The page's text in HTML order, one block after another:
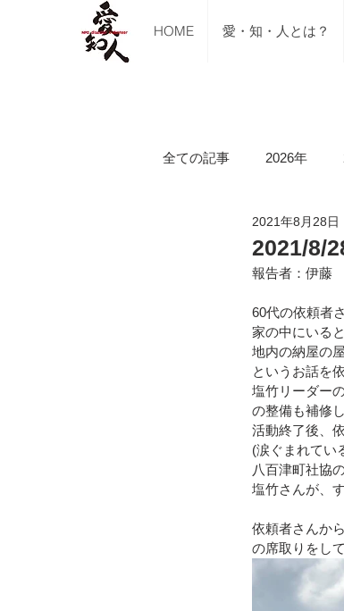
HOME 愛・知・人とは？
全ての記事 2026年
ご支援のご報告 メ
令和5年山口県美祢市
令和４年台風１５号（
令和元年九州北部豪雨
2021/8/
2021年8月28日
報告者：伊藤
60代の依頼者
家の中にいる
地内の納屋の
というお話を
塩竹リーダー
の整備も補修
活動終了後、
(涙ぐまれてい
八百津町社協
塩竹さんが、
依頼者さんか
の席取りをし